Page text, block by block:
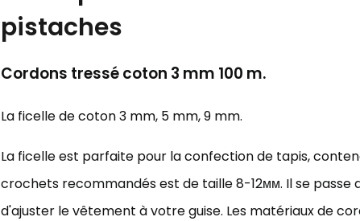
pistaches
Cordons tressé coton 3 mm 100 m.
La ficelle de coton 3 mm, 5 mm, 9 mm.
La ficelle est parfaite pour la confection de tapis,
crochets recommandés est de taille 8-12мм. Il se
d'ajuster le vêtement à votre guise. Les matériaux de